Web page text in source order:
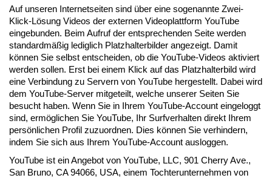
Auf unseren Internetseiten sind über eine sogenannte Zwei-
Klick-Lösung Videos der externen Videoplattform YouTube
eingebunden. Beim Aufruf der entsprechenden Seite werden
standardmäßig lediglich Platzhalterbilder angezeigt. Damit
können Sie selbst entscheiden, ob die YouTube-Videos aktiviert
werden sollen. Erst bei einem Klick auf das Platzhalterbild wird
eine Verbindung zu Servern von YouTube hergestellt. Dabei wird
dem YouTube-Server mitgeteilt, welche unserer Seiten Sie
besucht haben. Wenn Sie in Ihrem YouTube-Account eingeloggt
sind, ermöglichen Sie YouTube, Ihr Surfverhalten direkt Ihrem
persönlichen Profil zuzuordnen. Dies können Sie verhindern,
indem Sie sich aus Ihrem YouTube-Account ausloggen.
YouTube ist ein Angebot von YouTube, LLC, 901 Cherry Ave.,
San Bruno, CA 94066, USA, einem Tochterunternehmen von